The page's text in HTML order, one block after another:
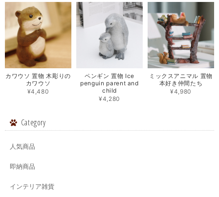
カワウソ 置物 木彫りの
カワウソ
¥4,480
ペンギン 置物 Ice
penguin parent and
child
¥4,280
ミックスアニマル 置物
本好き仲間たち
¥4,980
Category
人気商品
即納商品
インテリア雑貨